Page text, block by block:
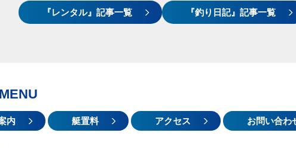
『レンタル』記事一覧 『釣り日記』記事一覧
内 艇置料 アクセス お問い合わ